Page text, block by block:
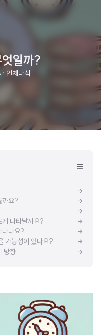
일까?
· 인체다식
까요?
게 나타날까요?
나나요?
가능성이 있나요?
방향